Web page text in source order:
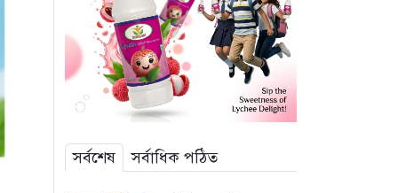
সর্বশেষ সর্বাধিক পঠিত